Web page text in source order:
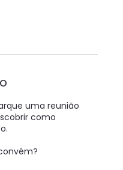
uma reunião
como